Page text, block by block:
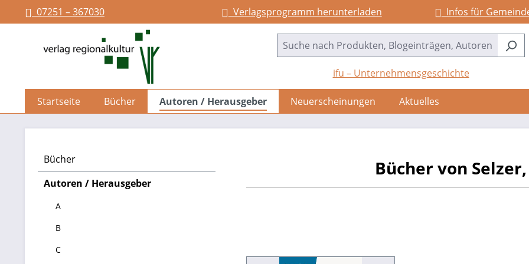
Zur Hauptnavigation springen
07251 – 367030 Verlagsprogramm herunterladen Infos für
ifu – Unternehmensgeschichte
Startseite Bücher Autoren / Herausgeber Neuerscheinungen Aktuelles
Bücher
Autoren / Herausgeber
A
B
C
Bücher von